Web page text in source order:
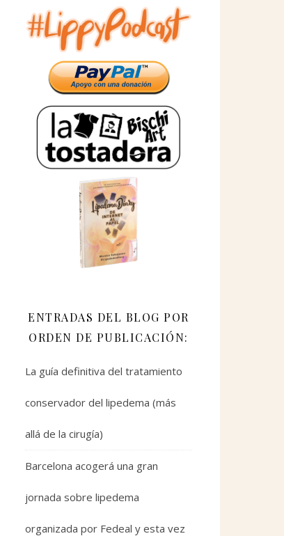
ENTRADAS DEL BLOG POR
ORDEN DE PUBLICACIÓN:
La guía definitiva del tratamiento
conservador del lipedema (más
allá de la cirugía)
Barcelona acogerá una gran
jornada sobre lipedema
organizada por Fedeal y esta vez